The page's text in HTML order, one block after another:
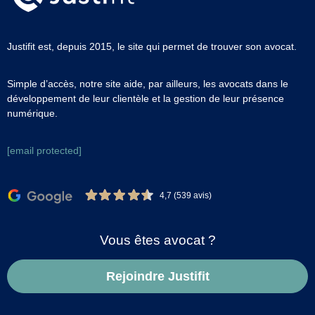
Justifit est, depuis 2015, le site qui permet de trouver son avocat.
Simple d’accès, notre site aide, par ailleurs, les avocats dans le
développement de leur clientèle et la gestion de leur présence
numérique.
[email protected]
4,7 (539 avis)
Vous êtes avocat ?
Rejoindre Justifit